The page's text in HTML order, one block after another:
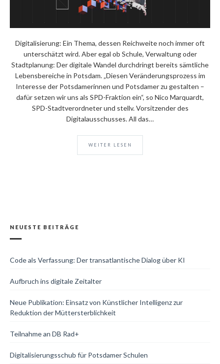
Digitalisierung: Ein Thema, dessen Reichweite noch immer oft
unterschätzt wird. Aber egal ob Schule, Verwaltung oder
Stadtplanung: Der digitale Wandel durchdringt bereits sämtliche
Lebensbereiche in Potsdam. „Diesen Veränderungsprozess im
Interesse der Potsdamerinnen und Potsdamer zu gestalten –
dafür setzen wir uns als SPD-Fraktion ein“, so Nico Marquardt,
SPD-Stadtverordneter und stellv. Vorsitzender des
Digitalausschusses. All das…
WEITER LESEN
NEUESTE BEITRÄGE
Code als Verfassung: Der transatlantische Dialog über KI
Aufbruch ins digitale Zeitalter
Neue Publikation: Einsatz von Künstlicher Intelligenz zur
Reduktion der Müttersterblichkeit
Teilnahme an DB Rad+
Digitalisierungsschub für Potsdamer Schulen